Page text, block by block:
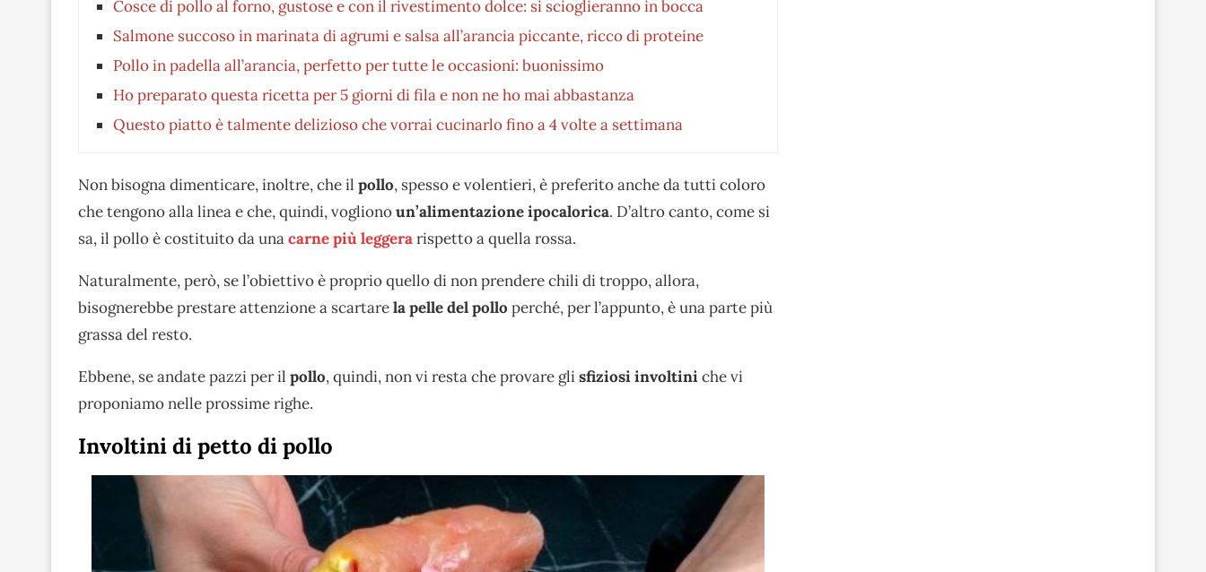
Cosce di pollo al forno, gustose e con il rivestimento dolce: si scioglieranno in bocca
Salmone succoso in marinata di agrumi e salsa all’arancia piccante, ricco di proteine
Pollo in padella all’arancia, perfetto per tutte le occasioni: buonissimo
Ho preparato questa ricetta per 5 giorni di fila e non ne ho mai abbastanza
Questo piatto è talmente delizioso che vorrai cucinarlo fino a 4 volte a settimana
Non bisogna dimenticare, inoltre, che il pollo, spesso e volentieri, è preferito anche da tutti coloro
che tengono alla linea e che, quindi, voglionoun’alimentazioneipocalorica. D’altro canto, come si
sa, il pollo è costituito da unacarne più leggerarispetto a quella rossa.
Naturalmente, però, se l’obiettivo è proprio quello di non prendere chili di troppo, allora,
bisognerebbe prestare attenzione a scartarela pelle del pollo perché, per l’appunto, è una parte più
grassa del resto.
Ebbene, se andate pazzi per il pollo, quindi, non vi resta che provare glisfiziosi involtiniche vi
proponiamo nelle prossime righe.
Involtini di petto di pollo